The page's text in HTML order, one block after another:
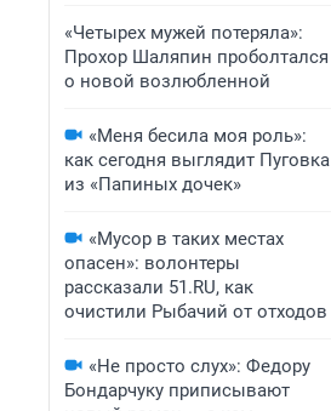
«Четырех мужей потеряла»:
Прохор Шаляпин проболтался
о новой возлюбленной
«Меня бесила моя роль»:
как сегодня выглядит Пуговка
из «Папиных дочек»
«Мусор в таких местах
опасен»: волонтеры
рассказали 51.RU, как
очистили Рыбачий от отходов
«Не просто слух»: Федору
Бондарчуку приписывают